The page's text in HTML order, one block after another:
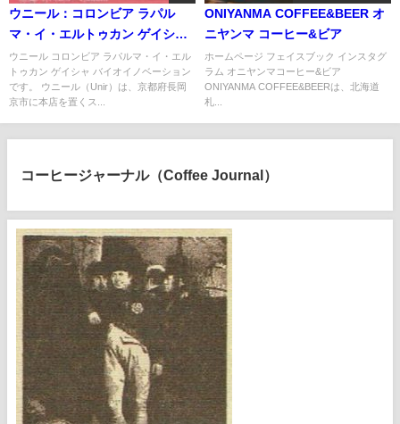
ウニール：コロンビア ラパル
マ・イ・エルトゥカン ゲイシャ
バイオイノベーション
ウニール コロンビア ラパルマ・イ・エル
トゥカン ゲイシャ バイオイノベーション
です。 ウニール（Unir）は、京都府長岡
京市に本店を置くス...
ONIYANMA COFFEE&BEER オ
ニヤンマ コーヒー&ビア
ホームページ フェイスブック インスタグ
ラム オニヤンマコーヒー&ビア
ONIYANMA COFFEE&BEERは、北海道
札...
コーヒージャーナル（Coffee Journal）